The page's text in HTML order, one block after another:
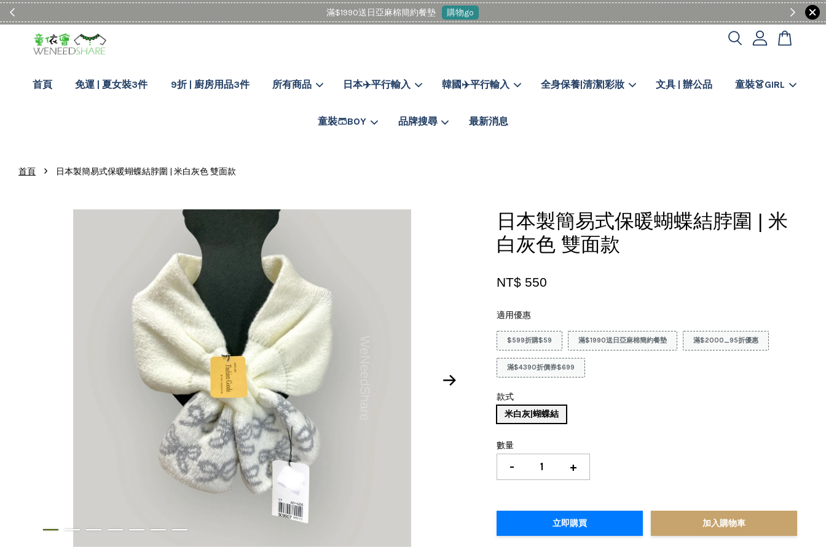
滿$1990送日亞麻棉簡約餐墊 購物go
首頁 免運 | 夏女裝3件 9折 | 廚房用品3件 所有商品 日本✈️平行輸入 韓國✈️平行輸入 全身保養|清潔|彩妝 文具 | 辦公品 童裝👗GIRL
童裝🩳BOY 品牌搜尋 最新消息
首頁 › 日本製簡易式保暖蝴蝶結脖圍 | 米白灰色 雙面款
日本製簡易式保暖蝴蝶結脖圍 | 米
白灰色 雙面款
NT$ 550
適用優惠
$599折購$59 滿$1990送日亞麻棉簡約餐墊 滿$2000_95折優惠
滿$4390折價券$699
款式
米白灰|蝴蝶結
數量
- +
立即購買 加入購物車